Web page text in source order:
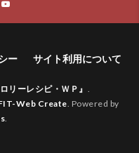
ー サイト利用について
リーレシピ・ＷＰ』 .
Web Create. Powered by
.